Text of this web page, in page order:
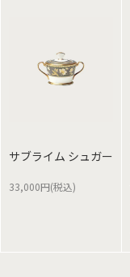
サブライム シュガー
33,000円(税込)